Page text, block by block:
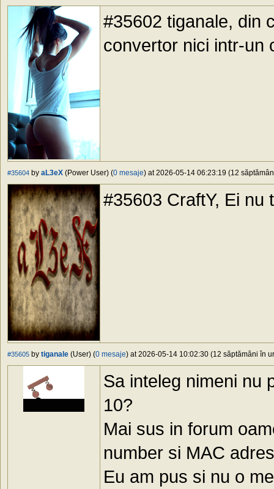
#35602 tiganale, din
convertor nici intr-un
#35604 by aL3eX (Power User) (0 mesaje) at 2026-05-14 06:23:19 (12
#35603 CraftY, Ei
#35605 by tiganale (User) (0 mesaje) at 2026-05-14 10:02:30 (12 săptămâni în
Sa inteleg nimeni nu
10?
Mai sus in forum
number si MAC
Eu am pus si nu o